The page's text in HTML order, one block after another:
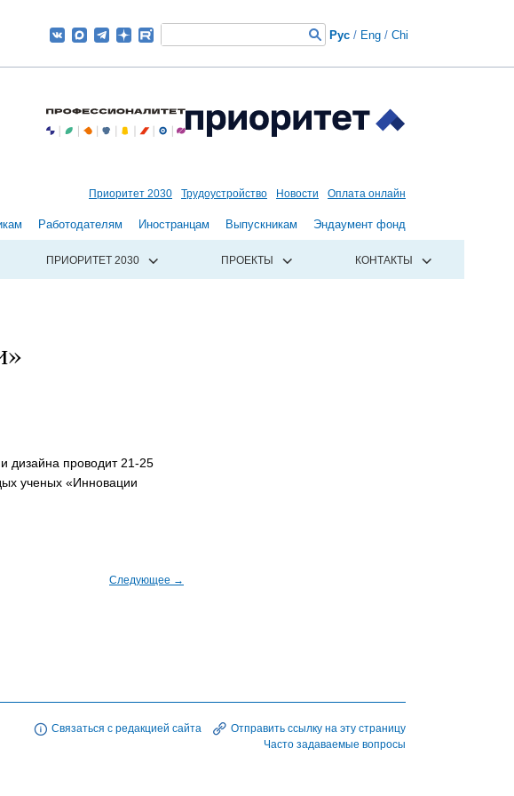
Рус / Eng / Chi
Приоритет 2030 Трудоустройство Новости Оплата онлайн
Работодателям Иностранцам Выпускникам Эндаумент фонд
ПРИОРИТЕТ 2030 ПРОЕКТЫ КОНТАКТЫ
дизайна проводит 21-25
ученых «Инновации
Следующее →
Связаться с редакцией сайта
Отправить ссылку на эту страницу
Часто задаваемые вопросы